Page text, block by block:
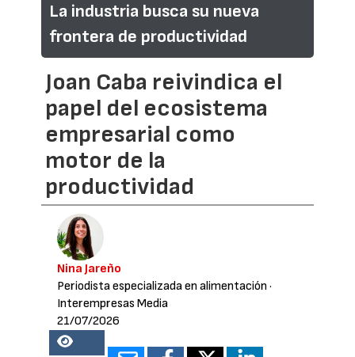
La industria busca su nueva
frontera de productividad
Joan Caba reivindica el
papel del ecosistema
empresarial como
motor de la
productividad
Nina Jareño
Periodista especializada en alimentación ·
Interempresas Media
21/07/2026